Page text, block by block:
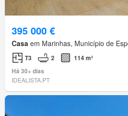
395 000 €
Casa em Marinhas, Município de
T3 2
114 m²
Há 30+ dias
IDEALISTA.PT